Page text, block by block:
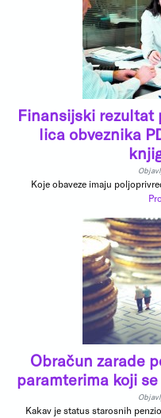
Finansijski
lica obveznika
Koje obaveze imaju
Obračun zarade
paramterima koji
Kakav je status starosnih